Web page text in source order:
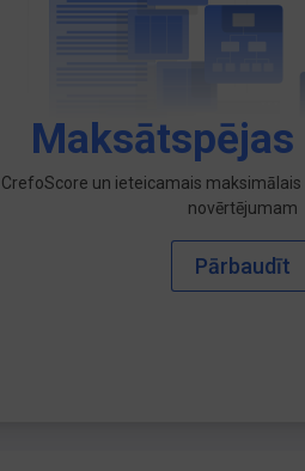
CrefoScore un ieteicamais
novērtējumam
Pārbaudīt